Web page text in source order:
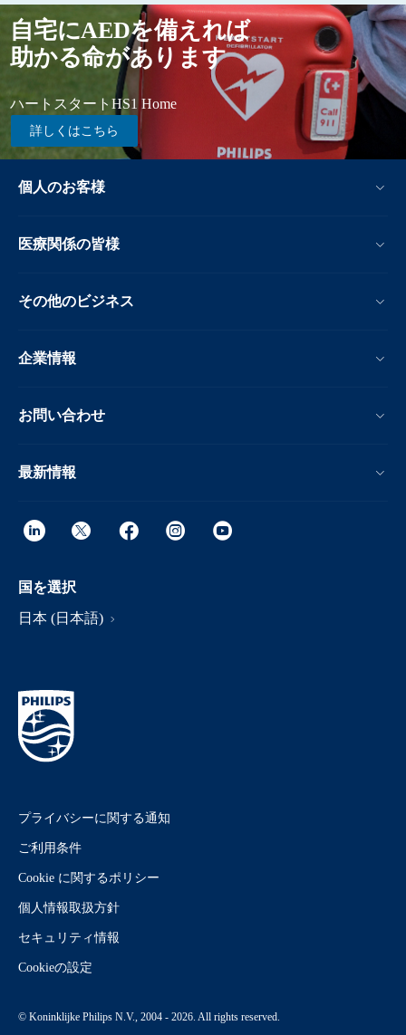
自宅にAEDを備えれば
助かる命があります
ハートスタートHS1 Home
詳しくはこちら
個人のお客様
医療関係の皆様
その他のビジネス
企業情報
お問い合わせ
最新情報
国を選択
日本 (日本語)
プライバシーに関する通知
ご利用条件
Cookie に関するポリシー
個人情報取扱方針
セキュリティ情報
Cookieの設定
© Koninklijke Philips N.V., 2004 - 2026. All rights reserved.